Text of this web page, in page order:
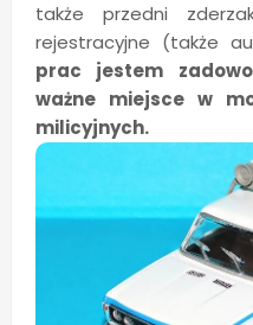
także przedni
rejestracyjne (także
prac jestem
ważne miejsce w
milicyjnych.